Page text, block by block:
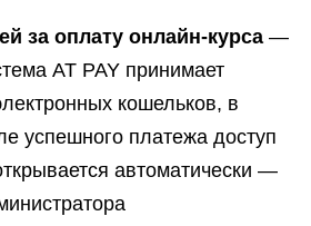
за оплату онлайн-курса —
AT PAY принимает
кошельков, в
успешного платежа доступ
автоматически —